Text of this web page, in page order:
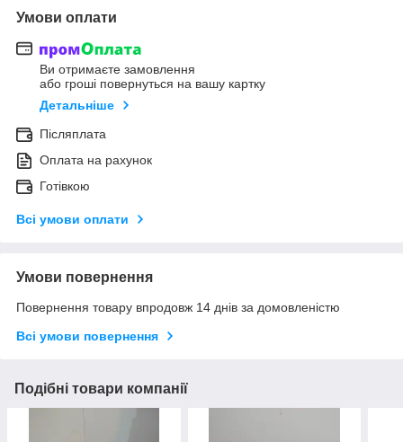
Умови оплати
Ви отримаєте замовлення
або гроші повернуться на вашу картку
Детальніше
Післяплата
Оплата на рахунок
Готівкою
Всі умови оплати
Умови повернення
Повернення товару впродовж 14 днів за домовленістю
Всі умови повернення
Подібні товари компанії